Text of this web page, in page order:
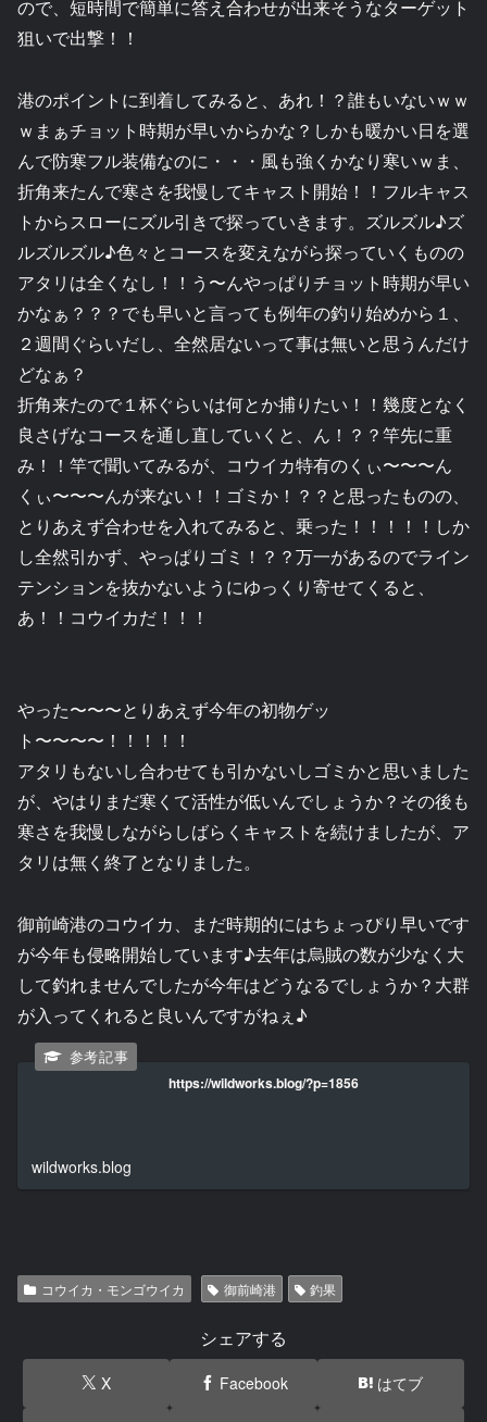
ので、短時間で簡単に答え合わせが出来そうなターゲット
狙いで出撃！！
港のポイントに到着してみると、あれ！？誰もいないｗｗ
ｗまぁチョット時期が早いからかな？しかも暖かい日を選
んで防寒フル装備なのに・・・風も強くかなり寒いｗま、
折角来たんで寒さを我慢してキャスト開始！！フルキャス
トからスローにズル引きで探っていきます。ズルズル♪ズ
ルズルズル♪色々とコースを変えながら探っていくものの
アタリは全くなし！！う〜んやっぱりチョット時期が早い
かなぁ？？？でも早いと言っても例年の釣り始めから１、
２週間ぐらいだし、全然居ないって事は無いと思うんだけ
どなぁ？
折角来たので１杯ぐらいは何とか捕りたい！！幾度となく
良さげなコースを通し直していくと、ん！？？竿先に重
み！！竿で聞いてみるが、コウイカ特有のくぃ〜〜〜ん
くぃ〜〜〜んが来ない！！ゴミか！？？と思ったものの、
とりあえず合わせを入れてみると、乗った！！！！！しか
し全然引かず、やっぱりゴミ！？？万一があるのでライン
テンションを抜かないようにゆっくり寄せてくると、
あ！！コウイカだ！！！
やった〜〜〜とりあえず今年の初物ゲッ
ト〜〜〜〜！！！！！
アタリもないし合わせても引かないしゴミかと思いました
が、やはりまだ寒くて活性が低いんでしょうか？その後も
寒さを我慢しながらしばらくキャストを続けましたが、ア
タリは無く終了となりました。
御前崎港のコウイカ、まだ時期的にはちょっぴり早いです
が今年も侵略開始しています♪去年は烏賊の数が少なく大
して釣れませんでしたが今年はどうなるでしょうか？大群
が入ってくれると良いんですがねぇ♪
https://wildworks.blog/?p=1856
wildworks.blog
コウイカ・モンゴウイカ 御前崎港 釣果
シェアする
X Facebook はてブ